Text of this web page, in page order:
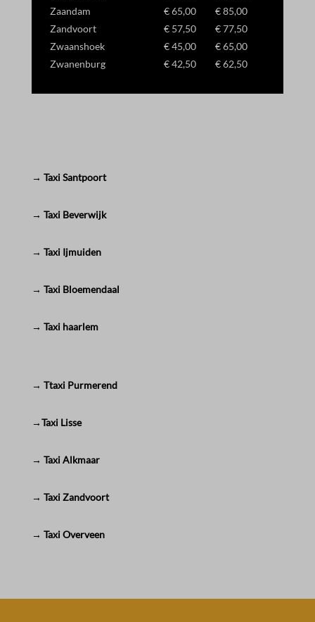
Zaandam
€ 65,00
€ 85,00
Zandvoort
€ 57,50
€ 77,50
Zwaanshoek
€ 45,00
€ 65,00
Zwanenburg
€ 42,50 € 62,50
→ Taxi Santpoort
→ Taxi Beverwijk
→ Taxi Ijmuiden
→ Taxi Bloemendaal
→ Taxi haarlem
→ Ttaxi Purmerend
→Taxi Lisse
→ Taxi Alkmaar
→ Taxi Zandvoort
→ Taxi Overveen